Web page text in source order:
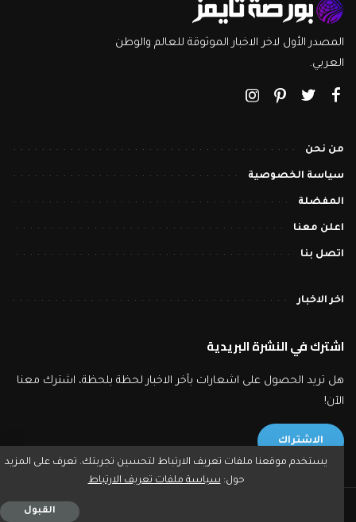
المصدر الأول لاخر الاخبار الموثوقة للعالم والوطن
العربي.
من نحن
سياسة الخصوصية
المفضلة
اعلن معنا
اتصل بنا
اخر الاخبار
اشترك في النشرة البريدية
هل تريد الحصول على اشعارات بآخر الاخبار لحظة بلحظة، اشترك معنا
الآن!
الاشتراك
يستخدم موقعنا ملفات تعريف الارتباط لتحسين تجربتك. تعرف على المزيد
حول:سياسة ملفات تعريف الارتباط
القبول